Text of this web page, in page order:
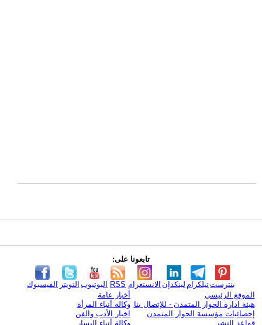
تابعونا على:
الفيسبوك التويتر اليوتيوب RSS الانستغرام لينكدإن تيلكرامبنترست
الموقع الرئيسي
هيئة ادارة الحوار المتمدن - للإتصال بنا
إحصائيات مؤسسة الحوار المتمدن
قواعد النشر
أخبار عامة
وكالة أنباء المرأة
اخبار الأدب والفن
وكالة أنباء اليسار